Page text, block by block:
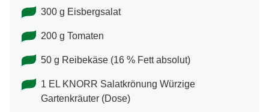
300 g Eisbergsalat
200 g Tomaten
50 g Reibekäse (16 % Fett absolut)
1 EL KNORR Salatkrönung Würzige
Gartenkräuter (Dose)